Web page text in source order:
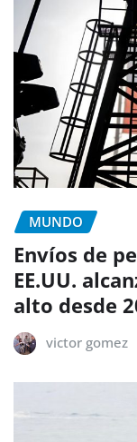
MUNDO
Envíos de
EE.UU.
alto desde
victor gomez